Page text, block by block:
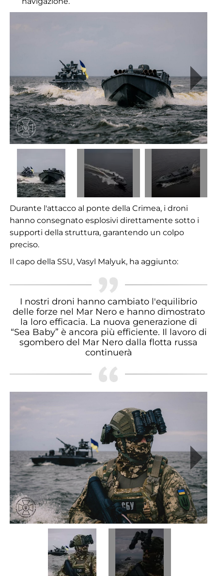
Durante l'attacco al ponte della Crimea, i droni
hanno consegnato esplosivi direttamente sotto i
supporti della struttura, garantendo un colpo
preciso.
Il capo della SSU, Vasyl Malyuk, ha aggiunto:
I nostri droni hanno cambiato l'equilibrio
delle forze nel Mar Nero e hanno dimostrato
la loro efficacia. La nuova generazione di
“Sea Baby” è ancora più efficiente. Il lavoro di
sgombero del Mar Nero dalla flotta russa
continuerà